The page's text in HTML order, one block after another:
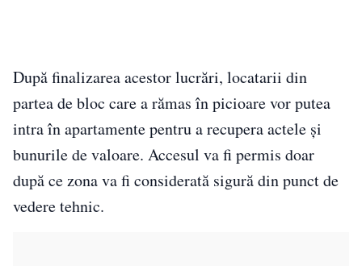
După finalizarea acestor lucrări, locatarii din
partea de bloc care a rămas în picioare vor putea
intra în apartamente pentru a recupera actele și
bunurile de valoare. Accesul va fi permis doar
după ce zona va fi considerată sigură din punct de
vedere tehnic.